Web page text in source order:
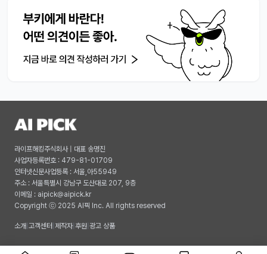
라이프해킹주식회사 | 대표 송명진
사업자등록번호 : 479-81-01709
인터넷신문사업등록 : 서울,아55949
주소 : 서울특별시 강남구 도산대로 207, 9층
이메일 : aipick@aipick.kr
Copyright ⓒ 2025 AI픽 Inc. All rights reserved
소개 고객센터 제작자| 후원 광고 상품